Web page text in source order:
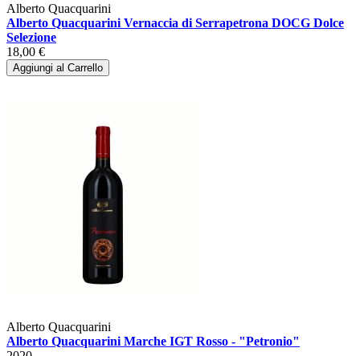
Alberto Quacquarini
Alberto Quacquarini Vernaccia di Serrapetrona DOCG Dolce
Selezione
18,00 €
Aggiungi al Carrello
Alberto Quacquarini
Alberto Quacquarini Marche IGT Rosso - "Petronio"